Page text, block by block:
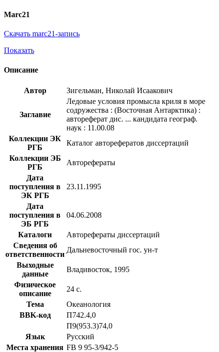
Marc21
Скачать marc21-запись
Показать
Описание
Автор Зигельман, Николай Исаакович
Заглавие
Ледовые условия промысла криля в море
содружества : (Восточная Антарктика) :
автореферат дис. ... кандидата географ.
наук : 11.00.08
Коллекции ЭК
РГБ
Каталог авторефератов диссертаций
Коллекции ЭБ
РГБ
Авторефераты
Дата
поступления в
ЭК РГБ
23.11.1995
Дата
поступления в
ЭБ РГБ
04.06.2008
Каталоги
Авторефераты диссертаций
Сведения об
ответственности
Дальневосточный гос. ун-т
Выходные
данные
Владивосток, 1995
Физическое
описание
24 с.
Тема
Океанология
BBK-код
П742.4,0
П9(953.3)74,0
Язык
Русский
Места хранения FB 9 95-3/942-5